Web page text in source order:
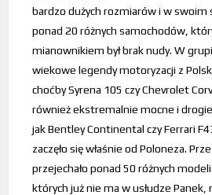
bardzo dużych rozmiarów i w swoim
ponad 20 różnych samochodów,
mianownikiem był brak nudy. W
wiekowe legendy motoryzacji z
choćby Syrena 105 czy Chevrolet
również ekstremalnie mocne i
jak Bentley Continental czy Ferrari
zaczęło się właśnie od Poloneza.
przejechało ponad 50 różnych
których już nie ma w usłudze